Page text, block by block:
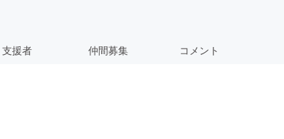
支援者 仲間募集 コメント